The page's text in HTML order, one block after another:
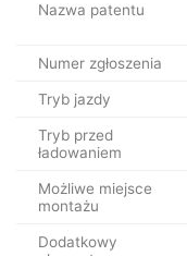
Nazwa patentu
Numer zgłoszenia
Tryb jazdy
Tryb przed
ładowaniem
Możliwe miejsce
montażu
Dodatkowy